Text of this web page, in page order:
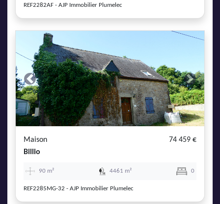
REF2282AF - AJP Immobilier Plumelec
Previous Next
Maison
74 459 €
Billio
90 m² 4461 m² 0
REF2285MG-32 - AJP Immobilier Plumelec